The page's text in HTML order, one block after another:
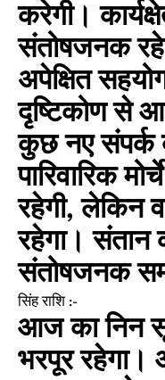
करेगी।
संतोषजनक
अपेक्षित
दृष्टिकोण से
कुछ नए संपर्क
पारिवारिक
रहेगी, लेकिन
रहेगा। संतान
संतोषजनक
सिंह राशि :-
आज का निन
भरपूर रहेगा।